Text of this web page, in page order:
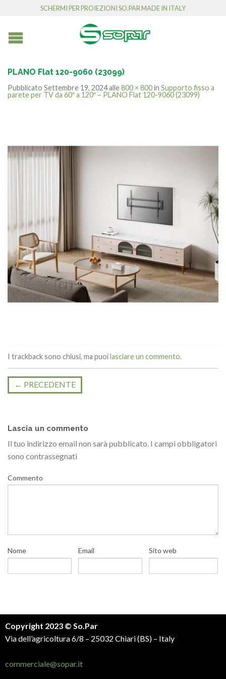
SCHERMI PER PROIEZIONI SO.PAR MADE IN ITALY
PLANO Flat 120-9060 (23099)
Pubblicato Settembre 19, 2024alle800 × 800in Supporto fisso a
parete per TV da 60″ a 120″ – PLANO Flat 120-9060 (23099)
I trackback sono chiusi, ma puoilasciare un commento.
← PRECEDENTE
Lascia un commento
Il tuo indirizzo email non sarà pubblicato. I campi obbligatori
sono contrassegnati
Commento
Nome Email Sito web
Copyright 2023 © So.Par
Via dell’agricoltura 6/8 – 25032 Chiari (BS) – Italy
commerciale@sopar.it